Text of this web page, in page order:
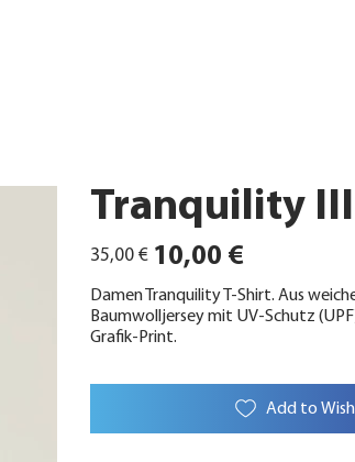
Tranquility
Ursprünglicher
Preis
35,00 € Angebotspreis
10,00 €
Damen Tranquility T-Shirt. Aus
Baumwolljersey mit UV-Schutz
Grafik-Print.
Add to